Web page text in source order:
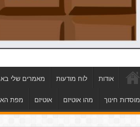
אודות לוח מודעות מאמרים שלי
מוסדות חינוך מהו אוטיזם אוטיזם מפת